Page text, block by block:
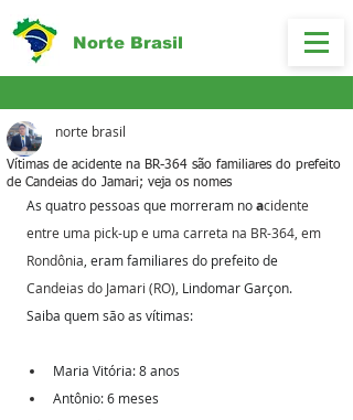
Norte Brasil
Vítimas de acidente na BR-364 são familiares do prefeito
de Candeias do Jamari; veja os nomes
norte brasil
As quatro pessoas que morreram no acidente
entre uma pick-up e uma carreta na BR-364, em
Rondônia , eram familiares do prefeito de
Candeias do Jamari (RO) , Lindomar Garçon.
Saiba quem são as vítimas:
Maria Vitória: 8 anos
Antônio: 6 meses